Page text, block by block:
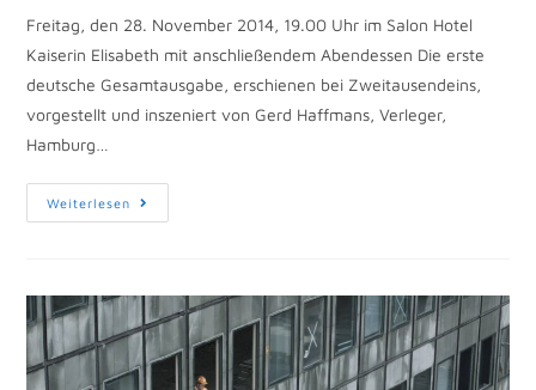
Freitag, den 28. November 2014, 19.00 Uhr im Salon Hotel
Kaiserin Elisabeth mit anschließendem Abendessen Die erste
deutsche Gesamtausgabe, erschienen bei Zweitausendeins,
vorgestellt und inszeniert von Gerd Haffmans, Verleger,
Hamburg…
Weiterlesen